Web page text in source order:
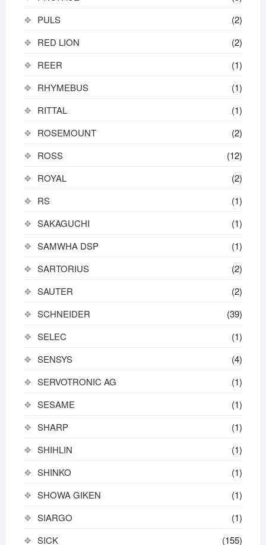
PULS
(2)
RED LION
(2)
REER
(1)
RHYMEBUS
(1)
RITTAL
(1)
ROSEMOUNT
(2)
ROSS
(12)
ROYAL
(2)
RS
(1)
SAKAGUCHI
(1)
SAMWHA DSP
(1)
SARTORIUS
(2)
SAUTER
(2)
SCHNEIDER
(39)
SELEC
(1)
SENSYS
(4)
SERVOTRONIC AG
(1)
SESAME
(1)
SHARP
(1)
SHIHLIN
(1)
SHINKO
(1)
SHOWA GIKEN
(1)
SIARGO
(1)
SICK
(155)